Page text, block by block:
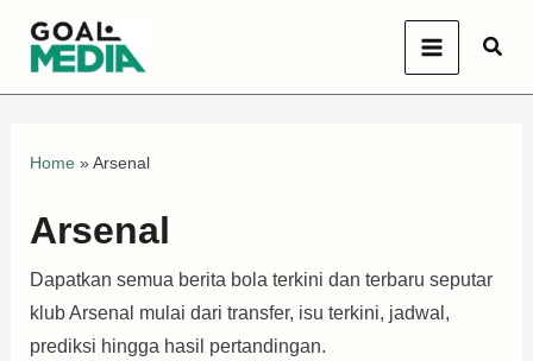
Home»Arsenal
Arsenal
Dapatkan semua berita bola terkini dan terbaru seputar
klub Arsenal mulai dari transfer, isu terkini, jadwal,
prediksi hingga hasil pertandingan.